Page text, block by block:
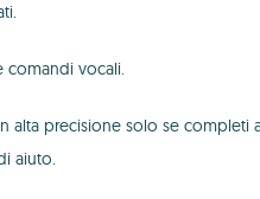
comandi vocali.
precisione solo se completi
aiuto.